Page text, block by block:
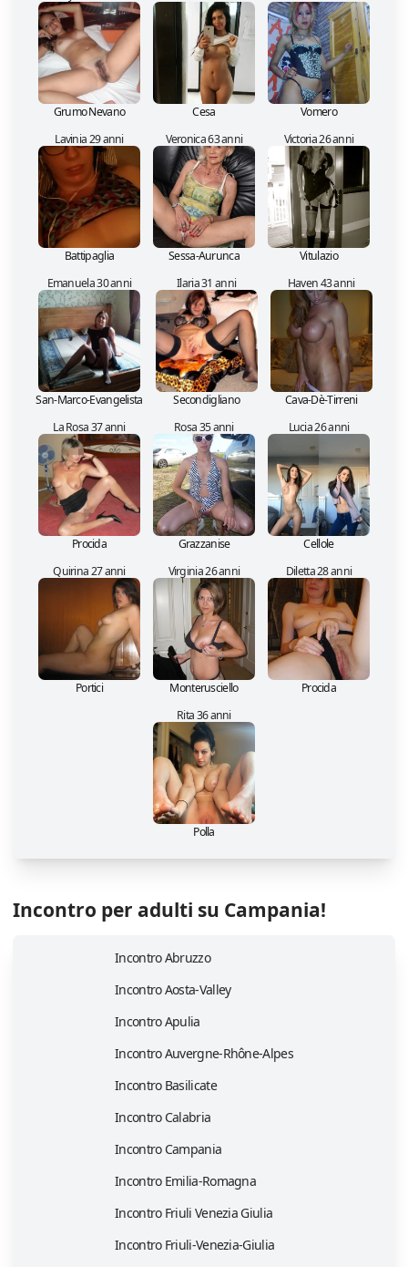
Grumo Nevano Cesa
Vomero
Lavinia 29 anni
Battipaglia
Veronica 63 anni
Sessa-Aurunca
Victoria 26 anni
Vitulazio
Emanuela 30 anni
San-Marco-Evangelista
Ilaria 31 anni
Secondigliano
Haven 43 anni
Cava-Dè-Tirreni
La Rosa 37 anni
Procida
Rosa 35 anni
Grazzanise
Lucia 26 anni
Cellole
Quirina 27 anni
Portici
Virginia 26 anni
Monterusciello
Diletta 28 anni
Procida
Rita 36 anni
Polla
Incontro per adulti su Campania!
Incontro Abruzzo
Incontro Aosta-Valley
Incontro Apulia
Incontro Auvergne-Rhône-Alpes
Incontro Basilicate
Incontro Calabria
Incontro Campania
Incontro Emilia-Romagna
Incontro Friuli Venezia Giulia
Incontro Friuli-Venezia-Giulia